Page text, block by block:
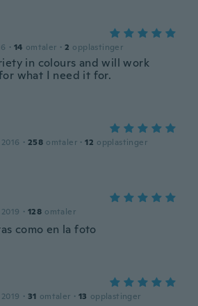
· 14 omtaler · 2 opplastinger
in colours and will work
what I need it for.
· 258 omtaler · 12 opplastinger
· 128 omtaler
como en la foto
· 31 omtaler · 13 opplastinger